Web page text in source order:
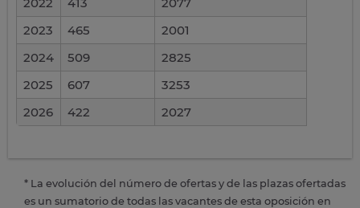
2023
465
2001
2024
509
2825
2025
607
3253
2026
422 2027
* La evolución del número de ofertas y de las plazas ofertadas
es un sumatorio de todas las vacantes de esta oposición en